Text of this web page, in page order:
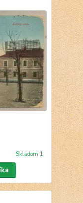
Skladom 1